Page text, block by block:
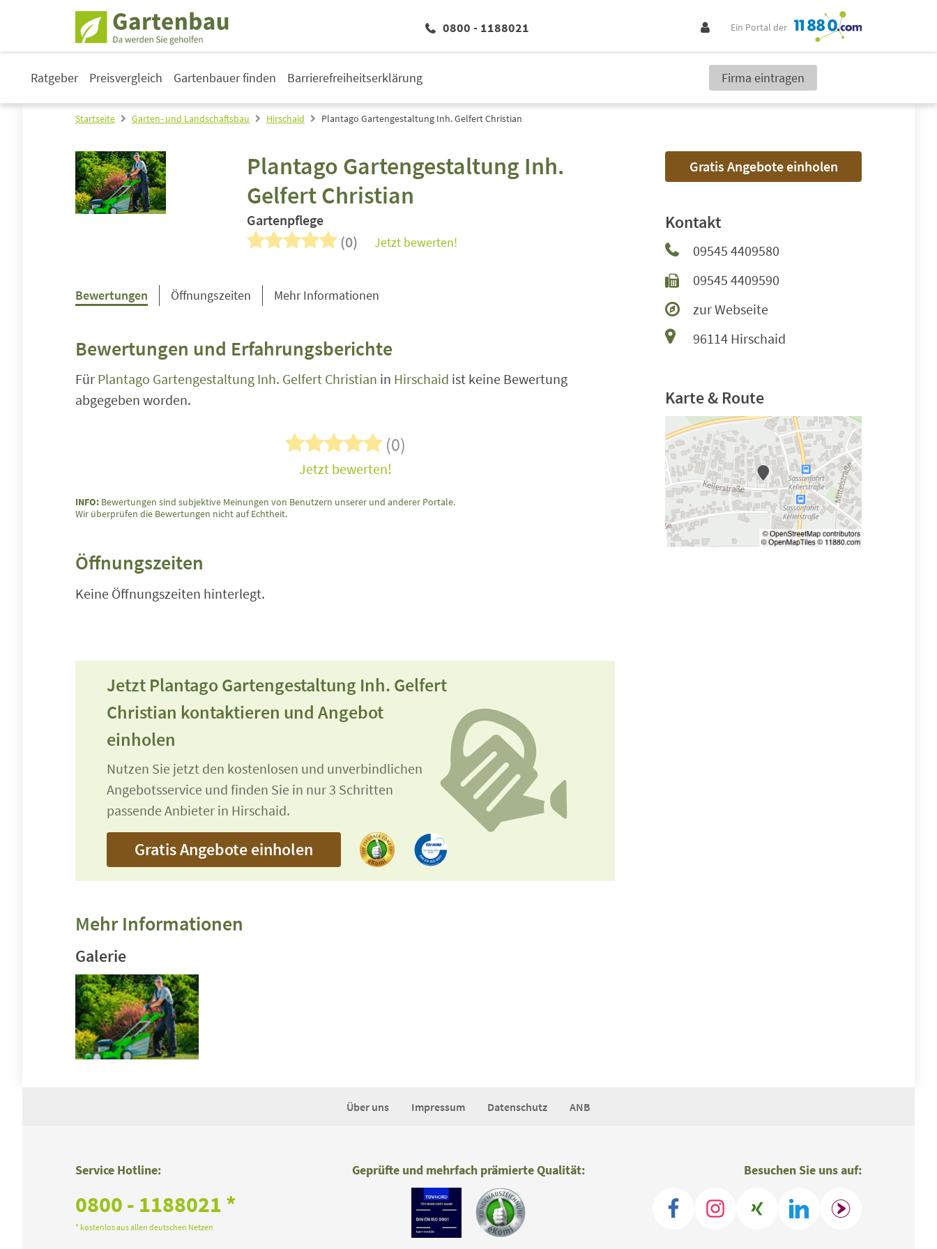
0800 - 1188021 Ein Portal der
Ratgeber Preisvergleich Gartenbauer finden Barrierefreiheitserklärung Firma eintragen
Startseite Garten- und Landschaftsbau Hirschaid Plantago Gartengestaltung Inh. Gelfert Christian
Plantago Gartengestaltung Inh.
Gelfert Christian
Gartenpflege
(0) Jetzt bewerten!
Bewertungen Öffnungszeiten Mehr Informationen
Bewertungen und Erfahrungsberichte
Für Plantago Gartengestaltung Inh. Gelfert Christian in Hirschaid ist keine Bewertung
abgegeben worden.
(0)
Jetzt bewerten!
INFO: Bewertungen sind subjektive Meinungen von Benutzern unserer und anderer Portale.
Wir überprüfen die Bewertungen nicht auf Echtheit.
Öffnungszeiten
Keine Öffnungszeiten hinterlegt.
Jetzt Plantago Gartengestaltung Inh. Gelfert
Christian kontaktieren und Angebot
einholen
Nutzen Sie jetzt den kostenlosen und unverbindlichen
Angebotsservice und finden Sie in nur 3 Schritten
passende Anbieter in Hirschaid.
Gratis Angebote einholen
Mehr Informationen
Galerie
Gratis Angebote einholen
Kontakt
09545 4409580
09545 4409590
zur Webseite
96114 Hirschaid
Karte & Route
Über uns Impressum Datenschutz ANB
Service Hotline:
0800 - 1188021 *
* kostenlos aus allen deutschen Netzen
Besuchen Sie uns auf:
Geprüfte und mehrfach prämierte Qualität: